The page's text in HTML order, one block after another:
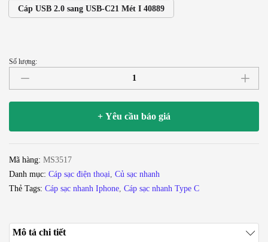
Cáp USB 2.0 sang USB-C21 Mét I 40889
Cáp
USB-
super
charger
cho
Máy
tính
Số lượng:
+ Yêu cầu báo giá
Mã hàng: MS3517
Danh mục: Cáp sạc điện thoại, Củ sạc nhanh
Thẻ Tags: Cáp sạc nhanh Iphone, Cáp sạc nhanh Type C
Mô tả chi tiết